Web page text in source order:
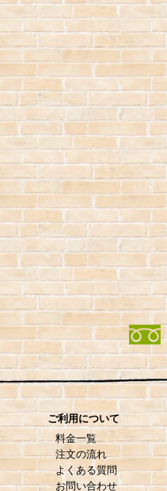
ご利用について
料金一覧
注文の流れ
よくある質問
お問い合わせ